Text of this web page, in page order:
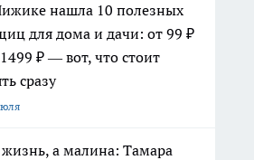
нашла 10 полезных
для дома и дачи: от 99 ₽
₽ — вот, что стоит
сразу
а малина: Тамара